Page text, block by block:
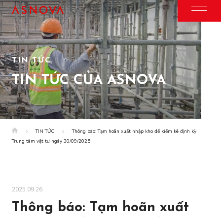
TIN TỨC
TIN TỨC CỦA ASNOVA
TIN TỨC
Thông báo: Tạm hoãn xuất nhập kho để kiểm kê định kỳ
Trung tâm vật tư ngày 30/09/2025
2025.09.26
Thông báo: Tạm hoãn xuất